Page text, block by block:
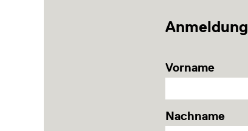
Anmeldung
Vorname
Nachname